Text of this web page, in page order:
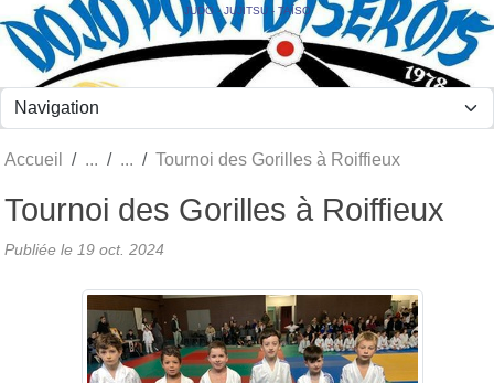
JUDO - JUJITSU - TAÏSO
Accueil Tournoi des Gorilles à Roiffieux
Tournoi des Gorilles à Roiffieux
Publiée le 19 oct. 2024
Panneau de gestion des cookies